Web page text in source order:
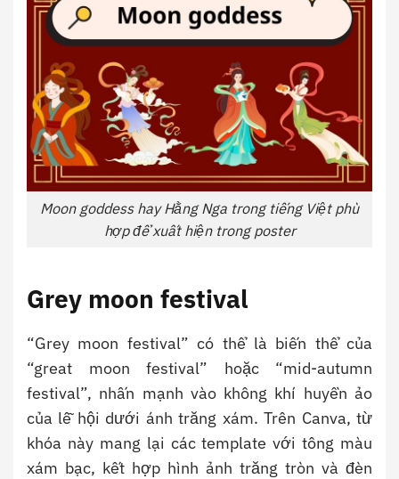
Moon goddess hay Hằng Nga trong tiếng Việt phù
hợp để xuất hiện trong poster
Grey moon festival
“Grey moon festival” có thể là biến thể của
“great moon festival” hoặc “mid-autumn
festival”, nhấn mạnh vào không khí huyền ảo
của lễ hội dưới ánh trăng xám. Trên Canva, từ
khóa này mang lại các template với tông màu
xám bạc, kết hợp hình ảnh trăng tròn và đèn